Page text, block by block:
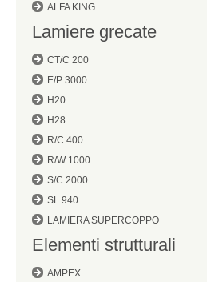
ALFA KING
Lamiere grecate
CT/C 200
E/P 3000
H20
H28
R/C 400
R/W 1000
S/C 2000
SL 940
LAMIERA SUPERCOPPO
Elementi strutturali
AMPEX